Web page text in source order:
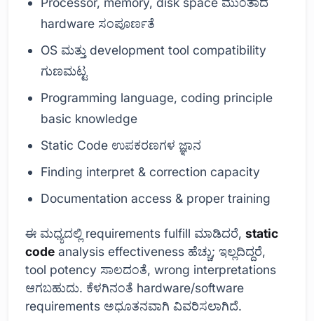
hardware ಸಂಪೂರ್ಣತೆ
OS ಮತ್ತು development tool compatibility
ಗುಣಮಟ್ಟ
Programming language, coding principle
basic knowledge
Static Code ಉಪಕರಣಗಳ ಜ್ಞಾನ
Finding interpret & correction capacity
Documentation access & proper training
ಈ ಮಧ್ಯದಲ್ಲಿ requirements fulfill ಮಾಡಿದರೆ, static
code analysis effectiveness ಹೆಚ್ಚು; ಇಲ್ಲದಿದ್ದರೆ,
tool potency ಸಾಲದಂತೆ, wrong interpretations
ಆಗಬಹುದು. ಕೆಳಗಿನಂತೆ hardware/software
requirements ಅಧೂತನವಾಗಿ ವಿವರಿಸಲಾಗಿದೆ.